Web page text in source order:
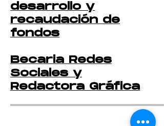
desarrollo y
recaudación de
fondos
Becaria Redes
Sociales y
Redactora Gráfica